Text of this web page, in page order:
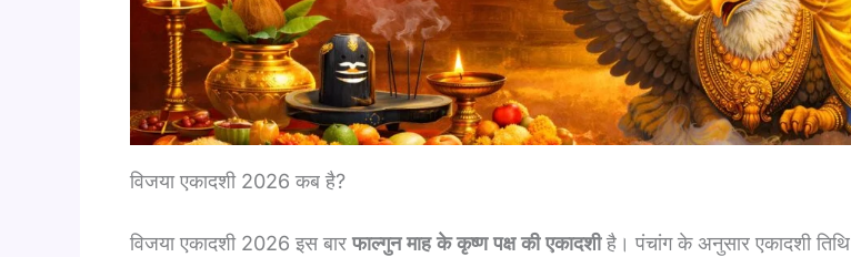
विजया एकादशी 2026 कब है?
विजया एकादशी 2026 इस बारफाल्गुन माह के कृष्ण पक्ष की एकादशीहै। पंचांग के अनुसार एकादशी तिथि